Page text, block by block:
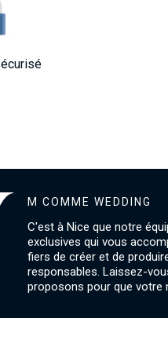
M COMME WEDDING
C'est à Nice que notre
exclusives qui vous
fiers de créer et de
responsables. Laissez-
proposons pour que votre